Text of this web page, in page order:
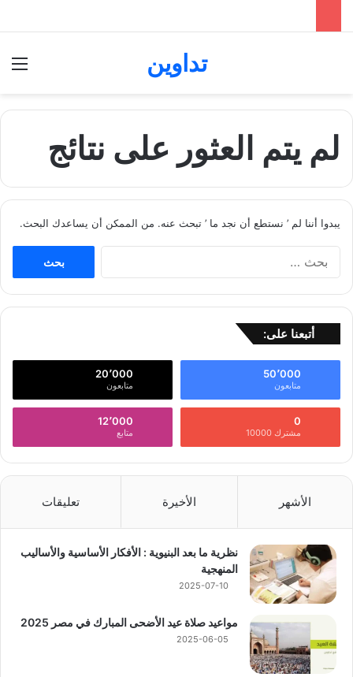
تداوين
لم يتم العثور على نتائج
يبدوا أننا لم ’ نستطع أن نجد ما ’ تبحث عنه. من الممكن أن يساعدك البحث.
:
أتبعنا على:
50٬000
متابعون
20٬000
متابعون
0
مشترك 10000
12٬000
متابع
الأشهر الأخيرة تعليقات
نظرية ما بعد البنيوية : الأفكار الأساسية والأساليب
المنهجية
2025-07-10
مواعيد صلاة عيد الأضحى المبارك في مصر 2025
2025-06-05